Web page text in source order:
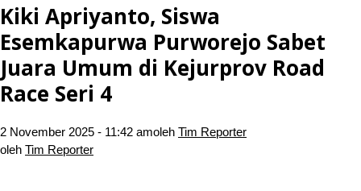
Kiki Apriyanto, Siswa
Esemkapurwa Purworejo Sabet
Juara Umum di Kejurprov Road
Race Seri 4
2 November 2025 - 11:42 amoleh Tim Reporter
oleh Tim Reporter